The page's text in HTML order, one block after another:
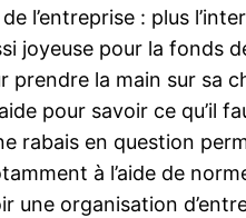
l’entreprise : plus
joyeuse pour la fonds
la main sur sa
pour savoir ce qu’il
rabais en question
à l’aide de
organisation